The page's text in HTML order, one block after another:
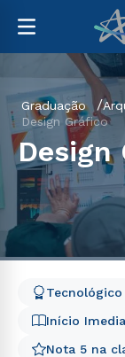
Graduação
Design Gráfico
Design
Início
Nota 5 na
Tecnológico